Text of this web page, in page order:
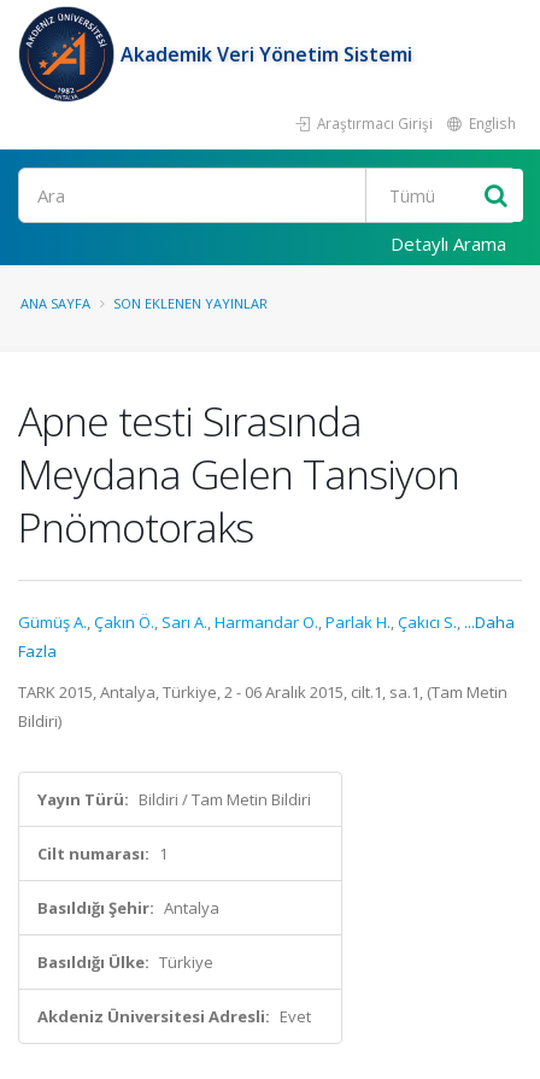
Akademik Veri Yönetim Sistemi
Araştırmacı Girişi English
Ara
Detaylı Arama
ANA SAYFA SON EKLENEN YAYINLAR
Apne testi Sırasında
Meydana Gelen Tansiyon
Pnömotoraks
Gümüş A.,Çakın Ö., Sarı A.,Harmandar O.,Parlak H.,Çakıcı S., ...Daha
Fazla
TARK 2015, Antalya, Türkiye, 2 - 06 Aralık 2015, cilt.1, sa.1, (Tam Metin
Bildiri)
Yayın Türü: Bildiri / Tam Metin Bildiri
Cilt numarası: 1
Basıldığı Şehir: Antalya
Basıldığı Ülke: Türkiye
Akdeniz Üniversitesi Adresli: Evet